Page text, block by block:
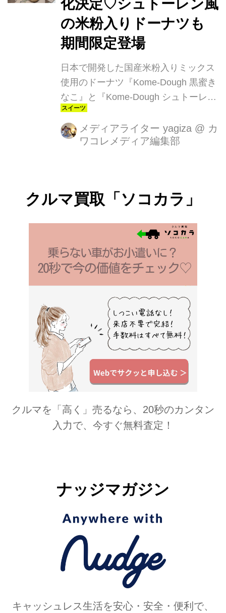
はの繊細なおいしさがギュッと詰まっ
ています。
化決定♡シュトーレン風
の米粉入りドーナツも
期間限定登場
日本で開発した国産米粉入りミックス
使用のドーナツ『Kome-Dough 黒蜜き
なこ』と『Kome-Dough シュトーレ
ン』を、クリスピー・クリーム・ドー
ナツ全店舗※1で、2024年11月1日
（金）から販売します。※1 催事及び
メディアライター yagiza @ カ
ワコレメディア編集部
クルマ買取「ソコカラ」
クルマを「高く」売るなら、20秒のカンタン
入力で、今すぐ無料査定！
ナッジマガジン
キャッシュレス生活を安心・安全・便利で、